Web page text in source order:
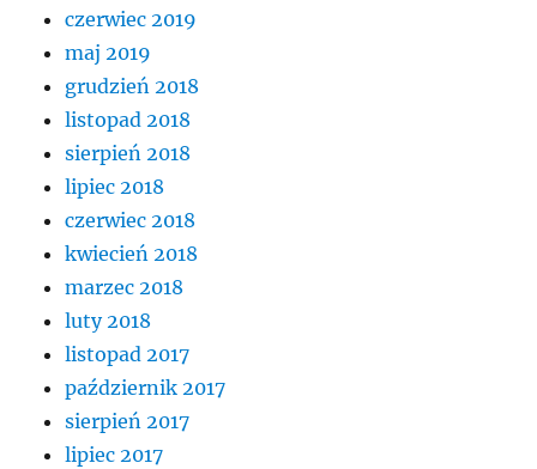
czerwiec 2019
maj 2019
grudzień 2018
listopad 2018
sierpień 2018
lipiec 2018
czerwiec 2018
kwiecień 2018
marzec 2018
luty 2018
listopad 2017
październik 2017
sierpień 2017
lipiec 2017